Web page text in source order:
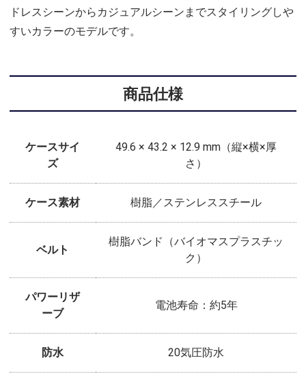
ドレスシーンからカジュアルシーンまでスタイリングしや
すいカラーのモデルです。
商品仕様
ケースサイ
ズ
49.6 × 43.2 × 12.9 mm（縦×横×厚
さ）
ケース素材 樹脂／ステンレススチール
ベルト
樹脂バンド（バイオマスプラスチッ
ク）
パワーリザ
ーブ
電池寿命：約5年
防水 20気圧防水